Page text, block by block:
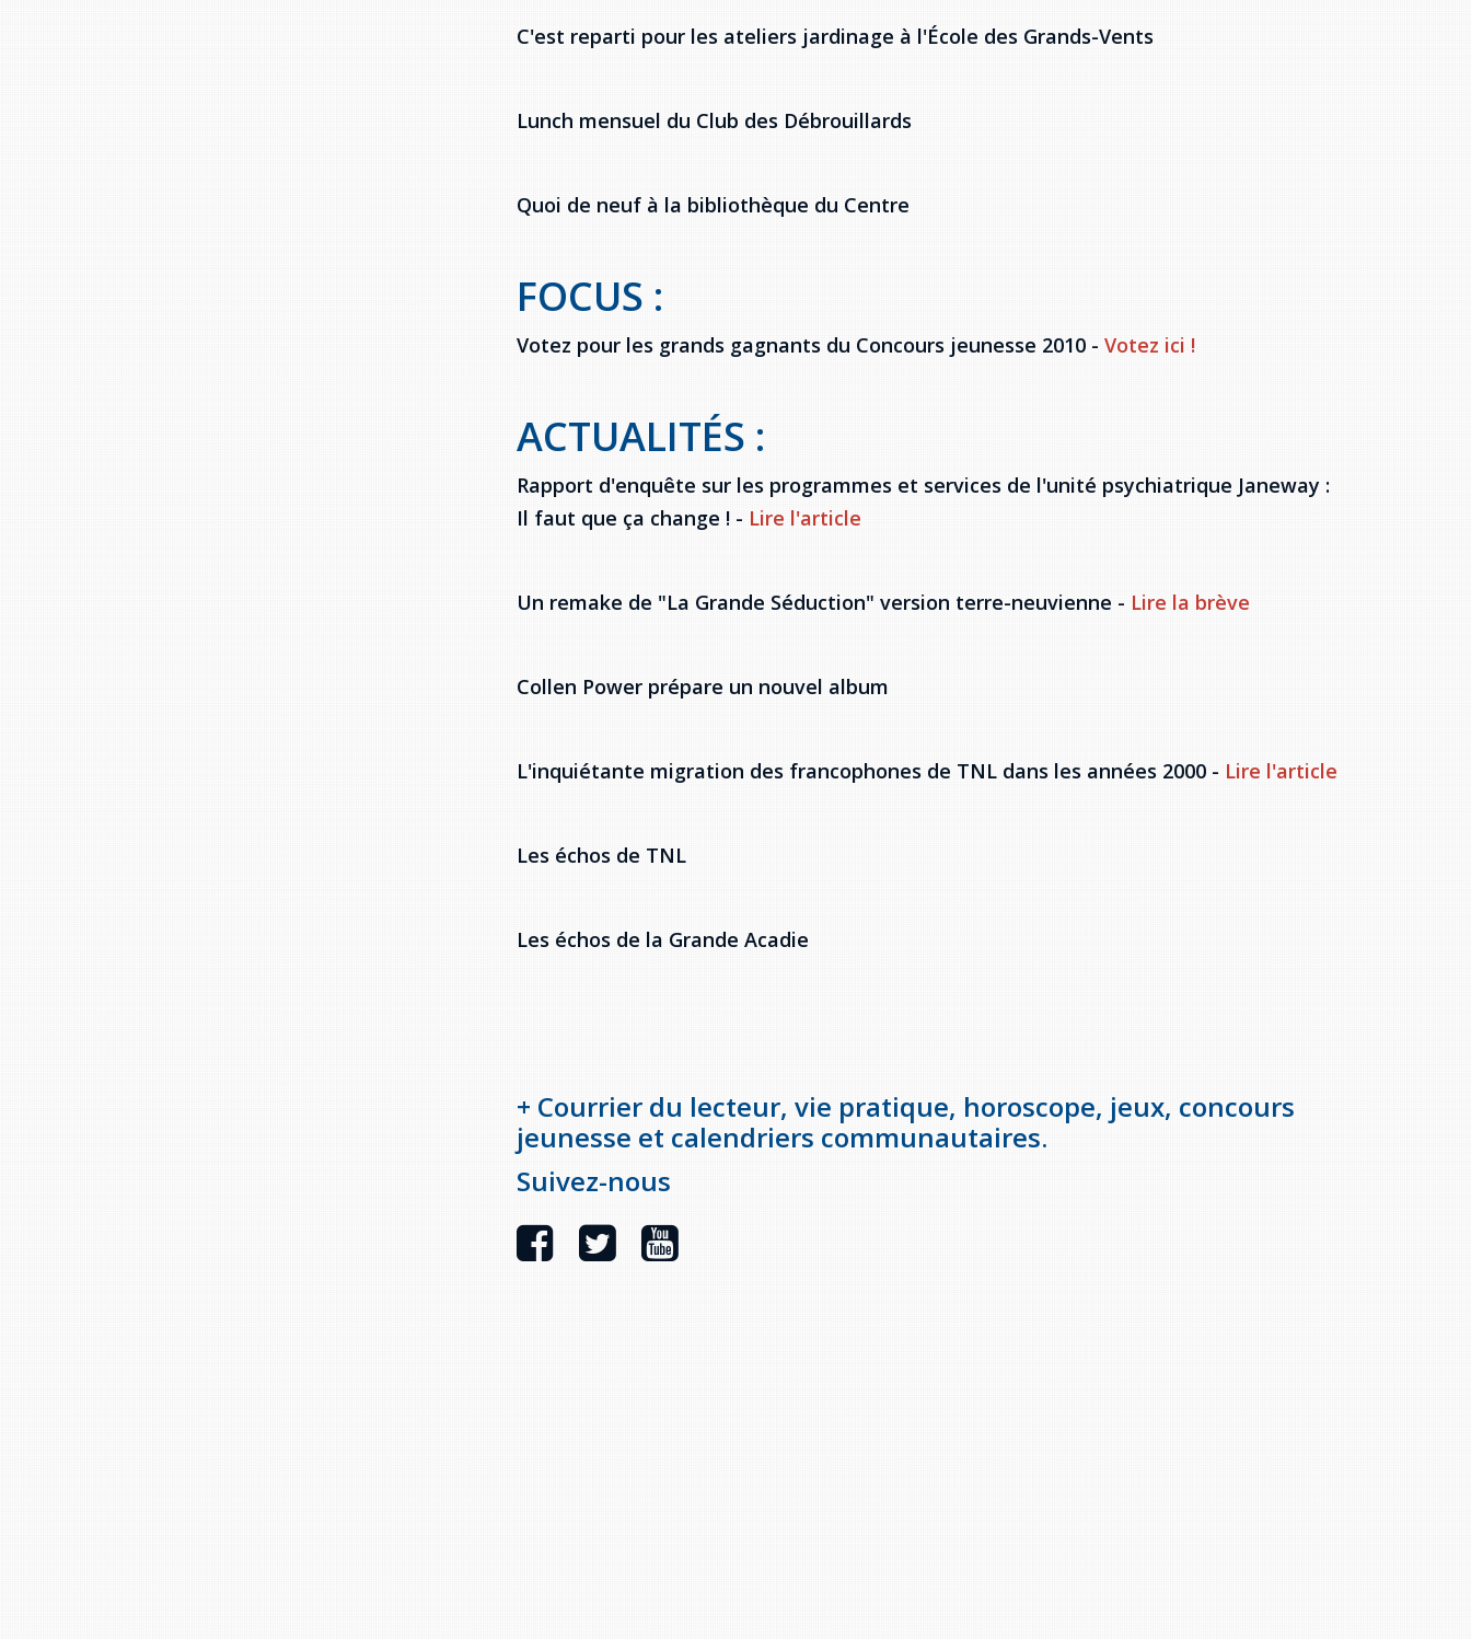
C'est reparti pour les ateliers jardinage à l'École des Grands-Vents
Lunch mensuel du Club des Débrouillards
Quoi de neuf à la bibliothèque du Centre
FOCUS :
Votez pour les grands gagnants du Concours jeunesse 2010 - Votez ici !
ACTUALITÉS :
Rapport d'enquête sur les programmes et services de l'unité psychiatrique Janeway :
Il faut que ça change ! - Lire l'article
Un remake de "La Grande Séduction" version terre-neuvienne - Lire la brève
Collen Power prépare un nouvel album
L'inquiétante migration des francophones de TNL dans les années 2000 - Lire l'article
Les échos de TNL
Les échos de la Grande Acadie
+ Courrier du lecteur, vie pratique, horoscope, jeux, concours
jeunesse et calendriers communautaires.
Suivez-nous